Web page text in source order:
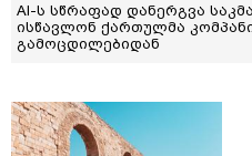
AI-ს სწრაფად დანერგვა
ისწავლონ ქართულმა
გამოცდილებიდან